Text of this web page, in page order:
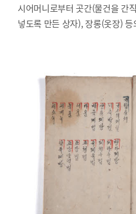
시어머니로부터 곳간(물건을 간
넣도록 만든 상자), 장롱(옷장)